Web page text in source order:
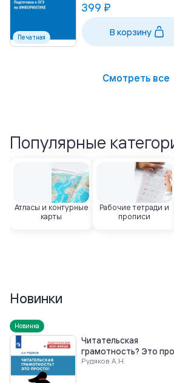
Печатная
399 ₽
В корзину
Смотреть все
Популярные
Атласы и контурные
карты
Рабочие тетради и
прописи
Новинки
Новинка
Читательская
грамотность? Это
Рудяков А.Н.